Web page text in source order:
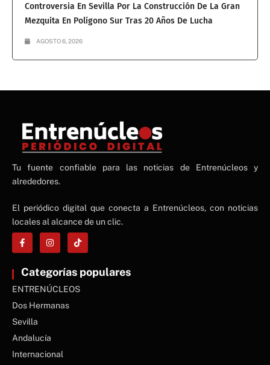
Controversia En Sevilla Por La Construcción De La Gran
Mezquita En Polígono Sur Tras 20 Años De Lucha
AGOSTO 6, 2026
NE
NEWS ELEMENTOR
Tu fuente confiable para las noticias de Entrenúcleos y
alrededores.
El periódico digital que conecta a Entrenúcleos, con noticias
locales al alcance de un clic.
Categorías populares
ENTRENÚCLEOS
Dos Hermanas
Sevilla
Andalucía
Internacional